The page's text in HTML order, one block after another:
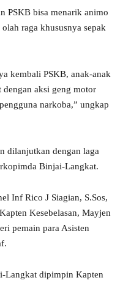
PSKB bisa menarik animo
raga khususnya sepak
kembali PSKB, anak-anak
aksi geng motor
narkoba,” ungkap
dilanjutkan dengan laga
Binjai-Langkat.
Inf Rico J Siagian, S.Sos,
Kesebelasan, Mayjen
pemain para Asisten
Langkat dipimpin Kapten